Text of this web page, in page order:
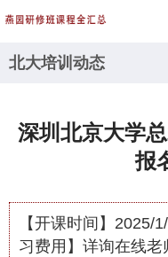
北大培训动态
深圳北京大学
报
【开课时间】 2025/
习费用】 详询在线老